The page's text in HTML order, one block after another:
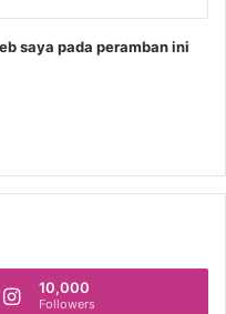
saya pada peramban ini
10,000
Followers